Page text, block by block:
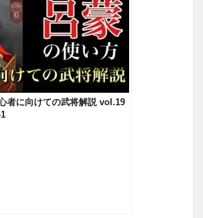
者に向けての武将解説 vol.19